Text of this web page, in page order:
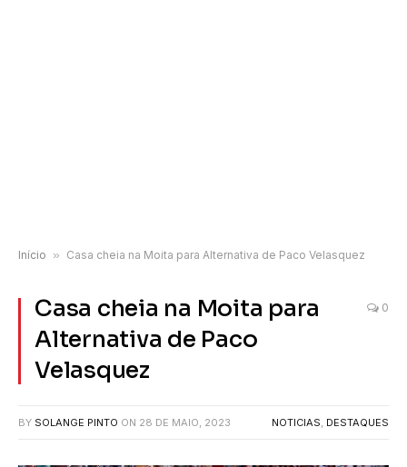
Início » Casa cheia na Moita para Alternativa de Paco Velasquez
Casa cheia na Moita para
Alternativa de Paco
Velasquez
0
BY SOLANGE PINTO ON 28 DE MAIO, 2023 NOTICIAS, DESTAQUES